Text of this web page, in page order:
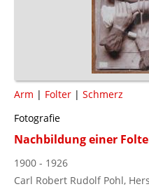
Arm | Folter | Schmerz
Fotografie
Nachbildung einer
1900 - 1926
Carl Robert Rudolf Pohl,